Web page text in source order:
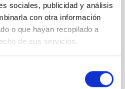
sociales, publicidad y análisis
con otra información
o que hayan recopilado a
de sus servicios.
a la neuroimagen:
permite
del cerebro
formado por profesionales
la ingeniería y la